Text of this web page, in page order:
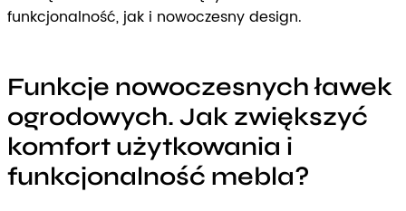
funkcjonalność, jak i nowoczesny design.
Funkcje nowoczesnych ławek
ogrodowych. Jak zwiększyć
komfort użytkowania i
funkcjonalność mebla?